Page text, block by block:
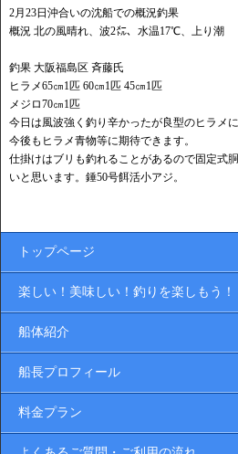
2月23日沖合いの沈船での概況釣果
概況 北の風晴れ、波2㍍、水温17℃、上り潮
釣果 大阪福島区 斉藤氏
ヒラメ65㎝1匹 60㎝1匹 45㎝1匹
メジロ70㎝1匹
今日は風波強く釣り辛かったが良型のヒラメ
今後もヒラメ青物等に期待できます。
仕掛けはブリも釣れることがあるので固定式
いと思います。錘50号餌活小アジ。
トップページ
楽しい！美味しい！釣りを楽しもう！
船体紹介
船長プロフィール
料金プラン